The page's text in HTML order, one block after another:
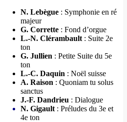
N. Lebègue : Symphonie en ré
majeur
G. Corrette : Fond d’orgue
L.-N. Clérambault : Suite 2e
ton
G. Jullien : Petite Suite du 5e
ton
L.-C. Daquin : Noël suisse
A. Raison : Quoniam tu solus
sanctus
J.-F. Dandrieu : Dialogue
N. Gigault : Préludes du 3e et
4e ton